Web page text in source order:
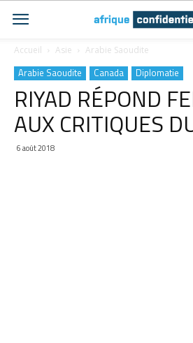
Accueil Asie Arabie Saoudite
Arabie Saoudite Canada Diplomatie
RIYAD RÉPOND
AUX CRITIQUES
6 août 2018